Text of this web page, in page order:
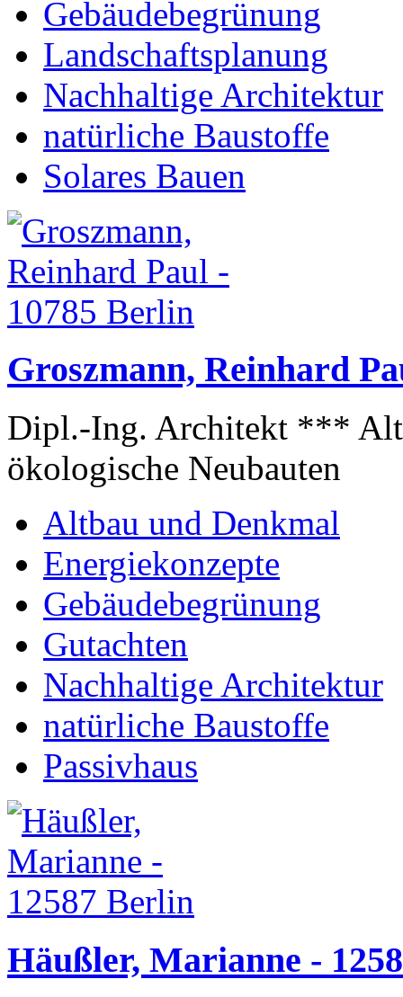
Gebäudebegrünung
Landschaftsplanung
Nachhaltige Architektur
natürliche Baustoffe
Solares Bauen
Groszmann, Reinhard
Dipl.-Ing. Architekt ***
ökologische Neubauten
Altbau und Denkmal
Energiekonzepte
Gebäudebegrünung
Gutachten
Nachhaltige Architektur
natürliche Baustoffe
Passivhaus
Häußler, Marianne -